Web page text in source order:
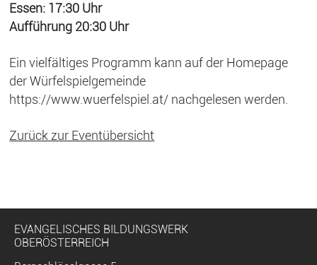
Essen: 17:30 Uhr
Aufführung 20:30 Uhr
Ein vielfältiges Programm kann auf der Homepage
der Würfelspielgemeinde
https://www.wuerfelspiel.at/ nachgelesen werden.
Zurück zur Eventübersicht
EVANGELISCHES BILDUNGSWERK
OBERÖSTERREICH